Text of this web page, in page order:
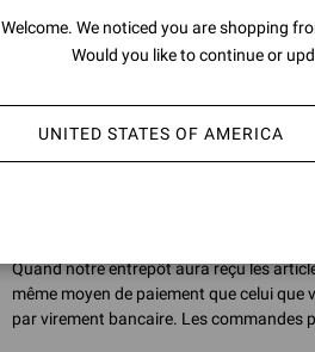
assistance supplémentaire, veuillez
site web en cliquant sur le lien "
Veillez à ce que les articles soient dans
ils ont été reçus, c'est-à-dire en parfait
Le personnel de notre entrepôt
pourrait ne pas être accepté si celles-ci
d'utilisation évidents ou s'il manque
Quand notre entrepôt aura reçu les
même moyen de paiement que celui
par virement bancaire. Les commandes
Welcome. We noticed you are shopping
Would you like to continue or
UNITED STATES OF AMERICA